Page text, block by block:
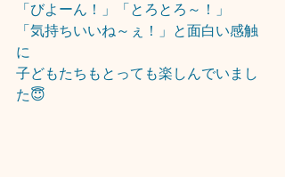
「びよーん！」「とろとろ～！」
「気持ちいいね～ぇ！」と面白い感触
に
子どもたちもとっても楽しんでいまし
た😇